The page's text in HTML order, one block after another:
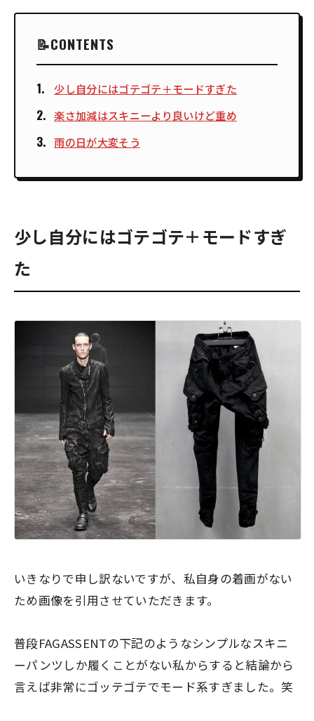
CONTENTS
少し自分にはゴテゴテ＋モードすぎた
楽さ加減はスキニーより良いけど重め
雨の日が大変そう
少し自分にはゴテゴテ＋モードすぎ
た
いきなりで申し訳ないですが、私自身の着画がない
ため画像を引用させていただきます。
普段FAGASSENTの下記のようなシンプルなスキニ
ーパンツしか履くことがない私からすると結論から
言えば非常にゴッテゴテでモード系すぎました。笑